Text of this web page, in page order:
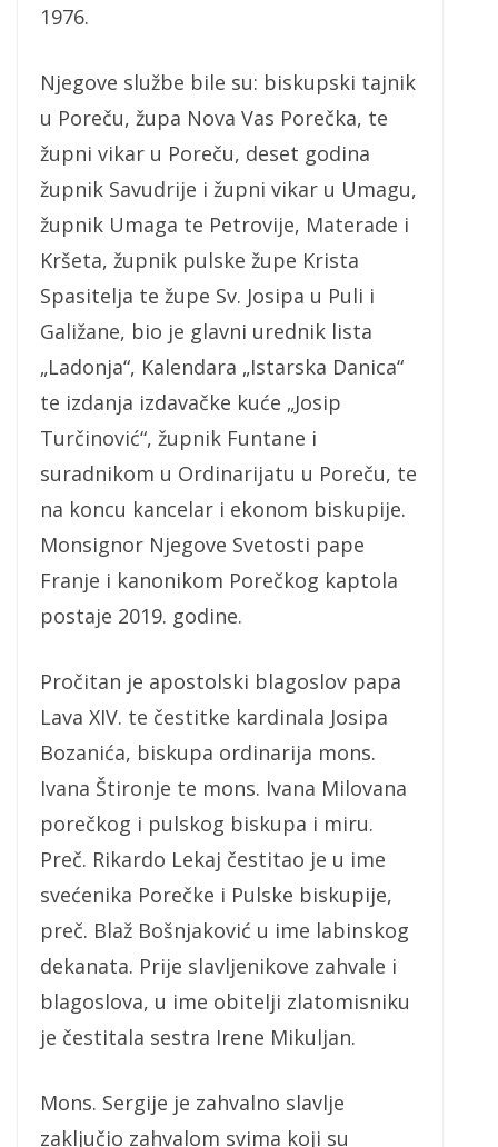
1976.
Njegove službe bile su: biskupski tajnik
u Poreču, župa Nova Vas Porečka, te
župni vikar u Poreču, deset godina
župnik Savudrije i župni vikar u Umagu,
župnik Umaga te Petrovije, Materade i
Kršeta, župnik pulske župe Krista
Spasitelja te župe Sv. Josipa u Puli i
Galižane, bio je glavni urednik lista
„Ladonja“, Kalendara „Istarska Danica“
te izdanja izdavačke kuće „Josip
Turčinović“, župnik Funtane i
suradnikom u Ordinarijatu u Poreču, te
na koncu kancelar i ekonom biskupije.
Monsignor Njegove Svetosti pape
Franje i kanonikom Porečkog kaptola
postaje 2019. godine.
Pročitan je apostolski blagoslov papa
Lava XIV. te čestitke kardinala Josipa
Bozanića, biskupa ordinarija mons.
Ivana Štironje te mons. Ivana Milovana
porečkog i pulskog biskupa i miru.
Preč. Rikardo Lekaj čestitao je u ime
svećenika Porečke i Pulske biskupije,
preč. Blaž Bošnjaković u ime labinskog
dekanata. Prije slavljenikove zahvale i
blagoslova, u ime obitelji zlatomisniku
je čestitala sestra Irene Mikuljan.
Mons. Sergije je zahvalno slavlje
zaključio zahvalom svima koji su